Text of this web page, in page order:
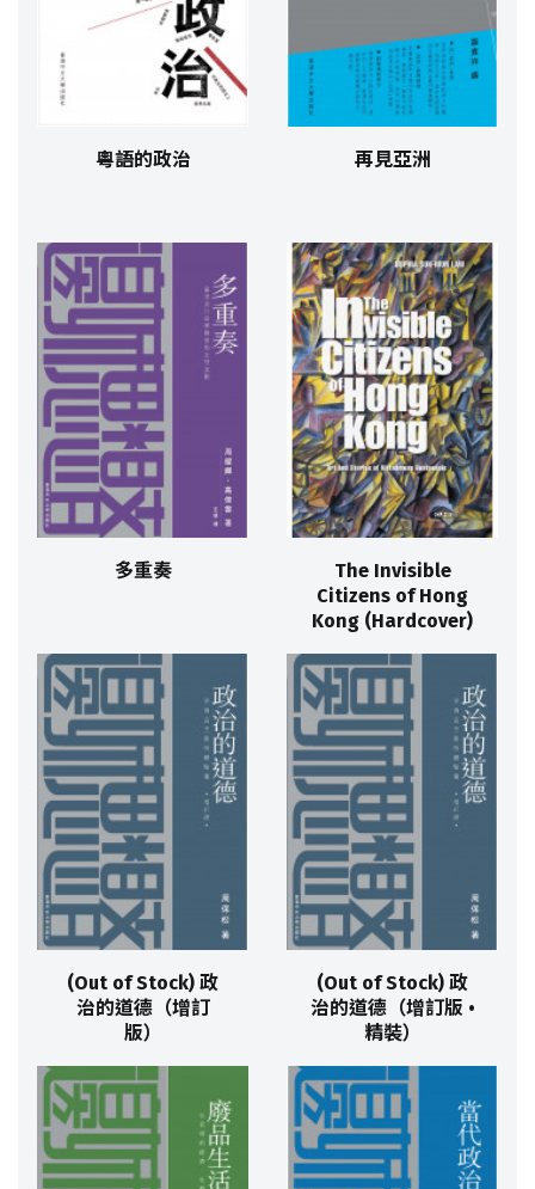
粵語的政治 再見亞洲
多重奏
The Invisible
Citizens of Hong
Kong (Hardcover)
(Out of Stock) 政
治的道德（增訂
版）
(Out of Stock) 政
治的道德（增訂版 •
精裝）